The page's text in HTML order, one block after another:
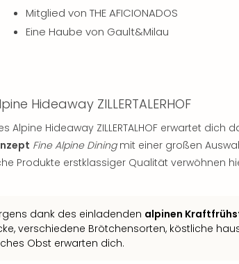
Mitglied von THE AFICIONADOS
Eine Haube von Gault&Milau
Hideaway ZILLERTALERHOF
Alpine Hideaway ZILLERTALHOF erwartet dich
Fine Alpine Diningmit einer großen
Produkte erstklassiger Qualität verwöhnen
dank des einladenden alpinen
verschiedene Brötchensorten, köstliche
Obst erwarten dich.